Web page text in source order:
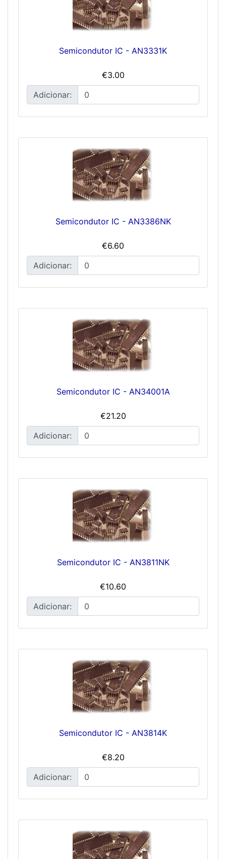
Semicondutor IC - AN3331K
€3.00
Adicionar:
Semicondutor IC - AN3386NK
€6.60
Adicionar:
Semicondutor IC - AN34001A
€21.20
Adicionar:
Semicondutor IC - AN3811NK
€10.60
Adicionar:
Semicondutor IC - AN3814K
€8.20
Adicionar: